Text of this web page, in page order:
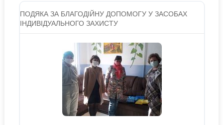
ПОДЯКА ЗА БЛАГОДІЙНУ ДОПОМОГУ У ЗАСОБАХ
ІНДИВІДУАЛЬНОГО ЗАХИСТУ